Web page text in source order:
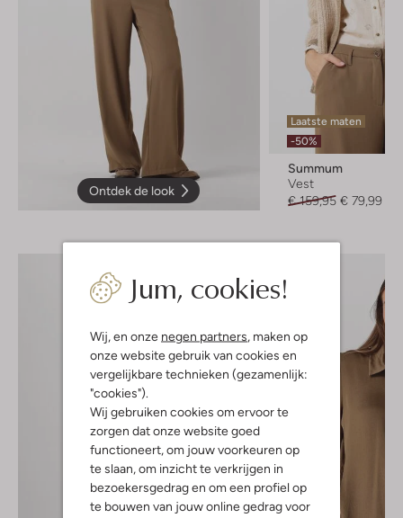
Jum, cookies!
Wij, en onze negen partners, maken op
onze website gebruik van cookies en
vergelijkbare technieken (gezamenlijk:
"cookies").
Wij gebruiken cookies om ervoor te
zorgen dat onze website goed
functioneert, om jouw voorkeuren op
te slaan, om inzicht te verkrijgen in
bezoekersgedrag en om een profiel op
te bouwen van jouw online gedrag voor
Ontdek de look
Laatste maten
-50%
Summum
Vest
€ 159,95 € 79,99